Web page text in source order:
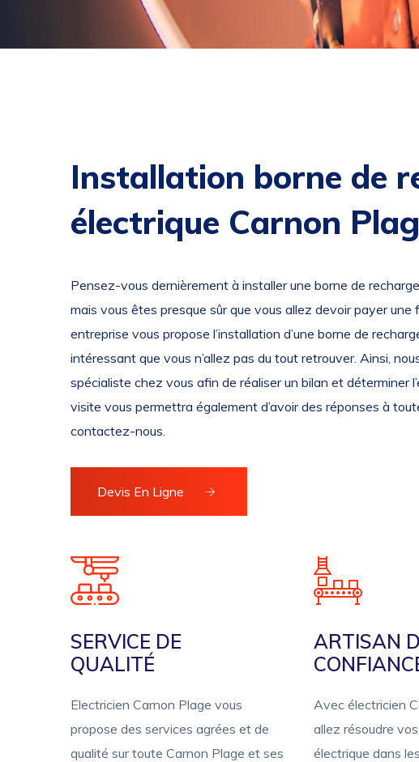
Installation borne de
électrique Carnon
Pensez-vous dernièrement à installer une borne de
mais vous êtes presque sûr que vous allez devoir payer
entreprise vous propose l’installation d’une borne de
intéressant que vous n’allez pas du tout retrouver. Ainsi,
spécialiste chez vous afin de réaliser un bilan et déterminer
visite vous permettra également d’avoir des réponses à
contactez-nous.
Devis En Ligne
SERVICE DE
QUALITÉ
Electricien Carnon Plage vous
propose des services agrées et de
qualité sur toute Carnon Plage et ses
ARTISAN
Avec électricien
allez résoudre
électrique dans